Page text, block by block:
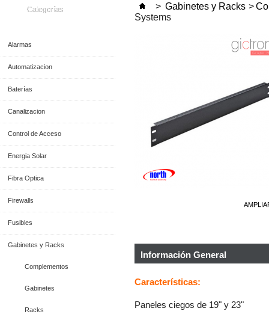
Categorías
Alarmas
Automatizacion
Baterías
Canalizacion
Control de Acceso
Energia Solar
Fibra Optica
Firewalls
Fusibles
Gabinetes y Racks
Complementos
Gabinetes
Racks
> Gabinetes y Racks >
Systems
Información General
Características:
Paneles ciegos de 19" y 23"